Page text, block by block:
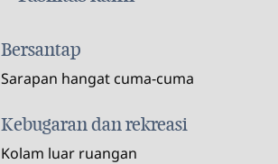
Bersantap
Sarapan hangat cuma-cuma
Kebugaran dan rekreasi
Kolam luar ruangan